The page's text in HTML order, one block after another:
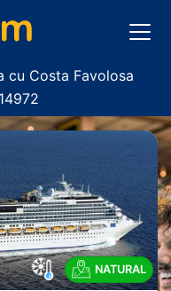
cu Costa Favolosa
NATURAL